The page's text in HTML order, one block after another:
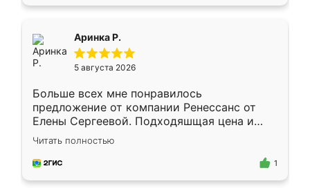
Аринка Р.
5 августа 2026
Больше всех мне понравилось
предложение от компании Ренессанс от
Елены Сергеевой. Подходяшщая цена и
короткие сроки изготовления. Приехавший
для замера сотрудник Владислав
предложил по моему эскизу самый
Читать полностью
1